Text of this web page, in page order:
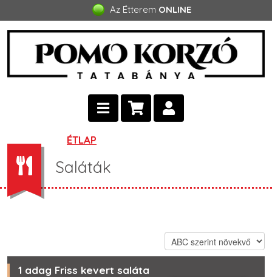
Az Étterem ONLINE
ÉTLAP
Saláták
1 adag Friss kevert saláta